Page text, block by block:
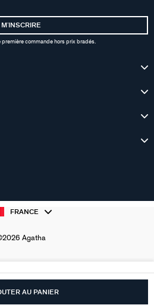
AU PANIER
MʼINSCRIRE
commande hors prix bradés.
FRANCE
Agatha